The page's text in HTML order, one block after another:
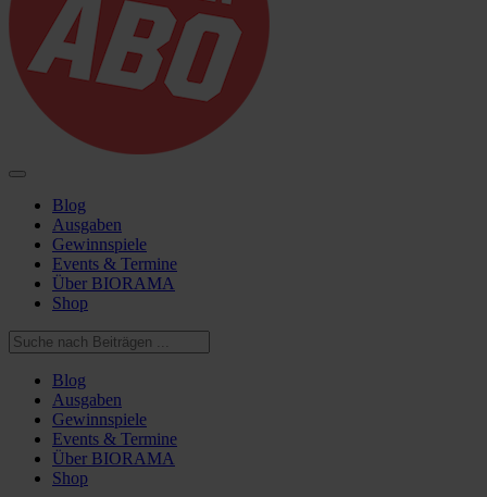
Blog
Ausgaben
Gewinnspiele
Events & Termine
Über BIORAMA
Shop
Blog
Ausgaben
Gewinnspiele
Events & Termine
Über BIORAMA
Shop